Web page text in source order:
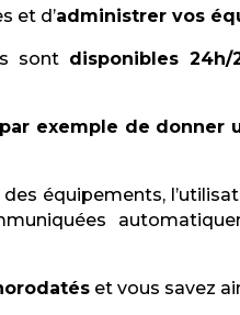
et d’administrer vos
sont disponibles 24h/
exemple de donner
équipements,
et vous savez